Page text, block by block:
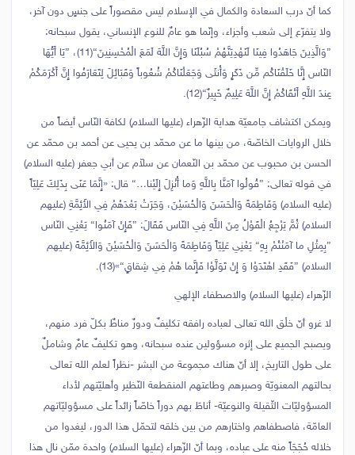
كما أنّ درب السعادة والكمال في الإسلام ليس مقصوراً على جنسٍ دون آخر،
ولا يتفرّع إلى شعب وأجزاء، وإنّما هو عامٌ للنوع الإنساني، يقول سبحانه:
{وَالَّذِينَ جَاهَدُوا فِينَا لَنَهْدِيَنَّهُمْ سُبُلَنَا وَإِنَّ اللَّهَ لَمَعَ الْمُحْسِنِينَ}(11)، {يَا أَيُّهَا
النّاس إِنَّا خَلَقْنَاكُم مِّن ذَكَرٍ وَأُنثَى وَجَعَلْنَاكُمْ شُعُوباً وَقَبَائِلَ لِتَعَارَفُوا إِنَّ أَكْرَمَكُمْ
عِندَ اللَّهِ أَتْقَاكُمْ إِنَّ اللَّهَ عَلِيمٌ خَبِيرٌ}(12).
ويمكن اكتشاف جامعيّة هداية الزّهراء (عليها السلام) لكافة النّاس أيضاً من
خلال الروايات الخاصّة، من بينها ما عن محمّد بن يحيى عن أحمد بن محمّد عن
الحسن بن محبوب عن محمّد بن النّعمان عن سلاّم عن أبي جعفر (عليه السلام)
في قوله تعالى: {قُولُوا آمَنَّا بِاللَّهِ وَما أُنْزِلَ إِلَيْنا…} قال: «إِنَّمَا عَنَى بِذَلِكَ عَلِيّاً
(عليه السلام) وَفَاطِمَةَ وَالْحَسَنَ وَالْحُسَيْنَ، وَجَرَتْ بَعْدَهُمْ فِي الأَئِمَّةِ (عليهم
السلام) ثُمَّ يَرْجِعُ الْقَوْلُ مِنَ اللَّهِ فِي النّاس فَقَالَ: {فَإِنْ آمَنُوا} يَعْنِي النّاس
{بِمِثْلِ ما آمَنْتُمْ بِهِ} يَعْنِي عَلِيّاً وَفَاطِمَةَ وَالْحَسَنَ وَالْحُسَيْنَ وَالأَئِمَّةَ (عليهم
السلام) {فَقَدِ اهْتَدَوْا وَ إِنْ تَوَلَّوْا فَإِنَّما هُمْ فِي شِقاقٍ}»(13).
الزّهراء (عليها السلام) والاصطفاء الإلهي
لا غرو أنّ خلْق الله تعالى لعباده رافقه تكليفٌ ودورٌ مناطٌ بكلّ فرد منهم،
ويصبح الجميع على إثره مسؤولين عنده سبحانه، وهو تكليفٌ عامٌ وشاملٌ
على طول التاريخ، إلا أنّ هناك مجموعة من البشر -نظراً لعلم الله تعالى
بحالتهم المعنويّة وصبرهم وطاعتهم المنقطعة النّظير وأهليّتهم لأداء
المسؤوليّات الثّقيلة والنوعيّة- أناطَ بهم دوراً خاصّاً زائداً على مسؤوليّاتهم
العامّة، فاصطفاهم واختارهم من بين خلقه لتحمّل هذا الدور، ليغدوا من
خلاله حُجَجَاً منه على عباده، وبما أنّ الزّهراء (عليها السلام) واحدة ممّن نال هذا